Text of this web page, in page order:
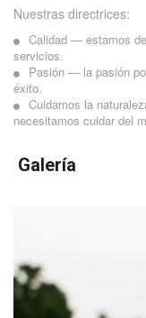
Nuestras directrices:
Calidad — estamos
servicios.
Pasión — la pasión
éxito.
Cuidamos la
necesitamos cuidar del
Galería